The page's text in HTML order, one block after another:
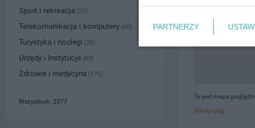
To jest mapa
kliknij tutaj
Sport i rekreacja (23)
Telekomunikacja i komputery (60)
Turystyka i noclegi (20)
Urzędy i Instytucje (89)
Zdrowie i medycyna (175)
Wszystkich: 2377
PARTNERZY